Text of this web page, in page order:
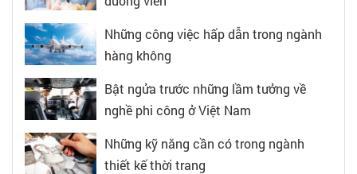
Những công việc hấp dẫn trong ngành
hàng không
Bật ngửa trước những lầm tưởng về
nghề phi công ở Việt Nam
Những kỹ năng cần có trong ngành
thiết kế thời trang